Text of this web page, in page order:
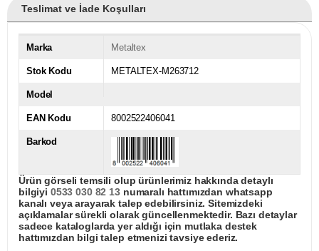
Teslimat ve İade Koşulları
Marka Metaltex
Stok Kodu METALTEX-M263712
Model
EAN Kodu 8002522406041
Barkod
Ürün görseli temsili olup ürünlerimiz hakkında detaylı
bilgiyi 0533 030 82 13numaralı hattımızdan whatsapp
kanalı veya arayarak talep edebilirsiniz. Sitemizdeki
açıklamalar sürekli olarak güncellenmektedir. Bazı detaylar
sadece kataloglarda yer aldığı için mutlaka destek
hattımızdan bilgi talep etmenizi tavsiye ederiz.